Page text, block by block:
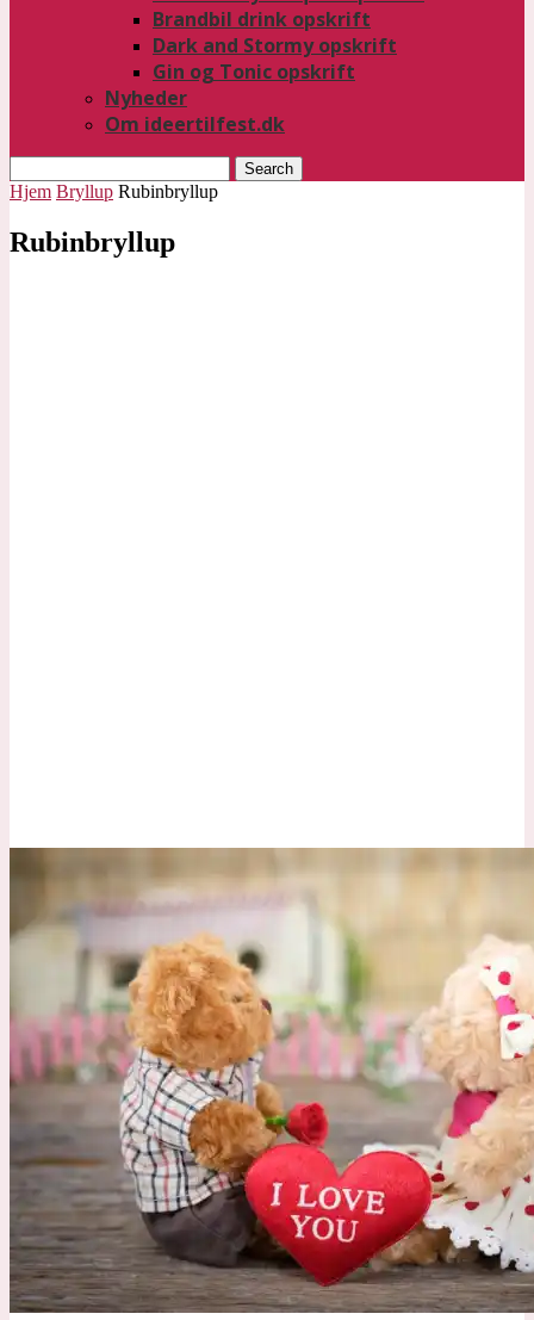
Brandbil drink opskrift
Dark and Stormy opskrift
Gin og Tonic opskrift
Nyheder
Om ideertilfest.dk
Search
Hjem Bryllup Rubinbryllup
Rubinbryllup